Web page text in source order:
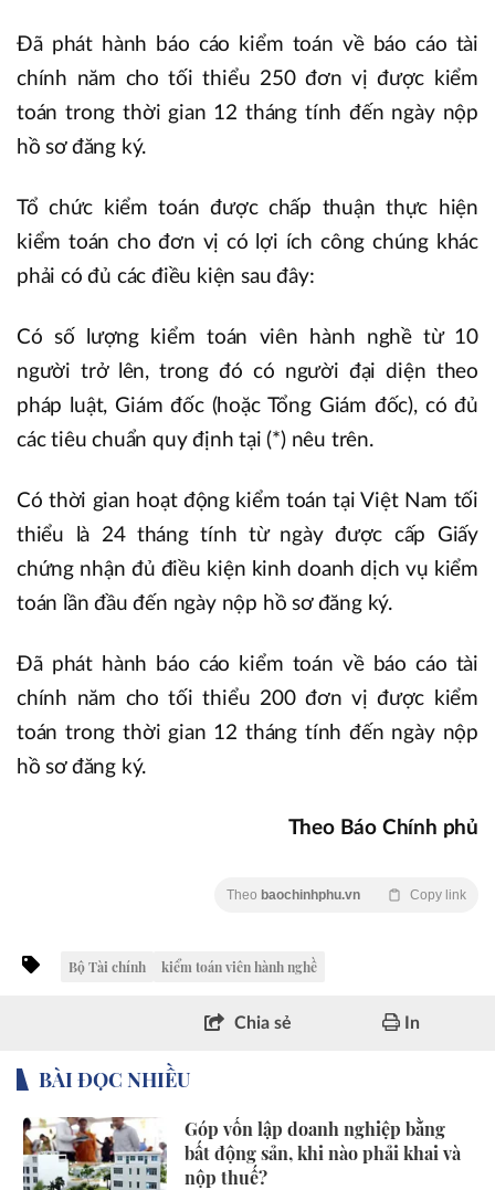
Đã phát hành báo cáo kiểm toán về báo cáo tài
chính năm cho tối thiểu 250 đơn vị được kiểm
toán trong thời gian 12 tháng tính đến ngày nộp
hồ sơ đăng ký.
Tổ chức kiểm toán được chấp thuận thực hiện
kiểm toán cho đơn vị có lợi ích công chúng khác
phải có đủ các điều kiện sau đây:
Có số lượng kiểm toán viên hành nghề từ 10
người trở lên, trong đó có người đại diện theo
pháp luật, Giám đốc (hoặc Tổng Giám đốc), có đủ
các tiêu chuẩn quy định tại (*) nêu trên.
Có thời gian hoạt động kiểm toán tại Việt Nam tối
thiểu là 24 tháng tính từ ngày được cấp Giấy
chứng nhận đủ điều kiện kinh doanh dịch vụ kiểm
toán lần đầu đến ngày nộp hồ sơ đăng ký.
Đã phát hành báo cáo kiểm toán về báo cáo tài
chính năm cho tối thiểu 200 đơn vị được kiểm
toán trong thời gian 12 tháng tính đến ngày nộp
hồ sơ đăng ký.
Theo Báo Chính phủ
Theo baochinhphu.vn Copy link
Bộ Tài chính kiểm toán viên hành nghề
Chia sẻ In
BÀI ĐỌC NHIỀU
Góp vốn lập doanh nghiệp bằng
bất động sản, khi nào phải khai và
nộp thuế?